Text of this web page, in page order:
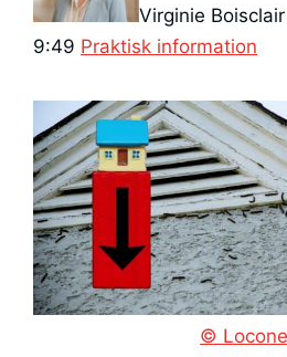
Virginie Boisclair
9:49 Kategorier
Praktisk information
©